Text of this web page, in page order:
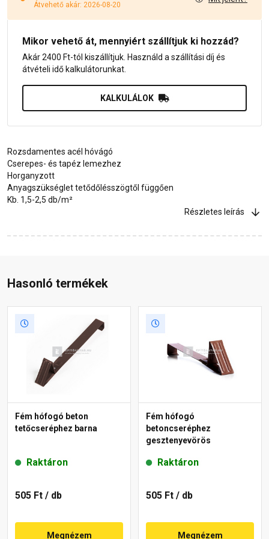
Átvehető akár: 2026-08-20
Mikor vehető át, mennyiért szállítjuk ki hozzád?
Akár 2400 Ft-tól kiszállítjuk. Használd a szállítási díj és
átvételi idő kalkulátorunkat.
KALKULÁLOK
Rozsdamentes acél hóvágó
Cserepes- és tapéz lemezhez
Horganyzott
Anyagszükséglet tetődőlésszögtől függően
Kb. 1,5-2,5 db/m²
Részletes leírás
Hasonló termékek
Fém hófogó beton
tetőcseréphez barna
Raktáron
505 Ft / db
Megnézem
Fém hófogó
betoncseréphez
gesztenyevörös
Raktáron
505 Ft / db
Megnézem